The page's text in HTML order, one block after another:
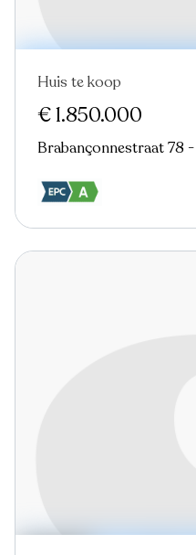
Nieuw
Huis te koop
€ 1.850.000
Brabançonnestraat 78